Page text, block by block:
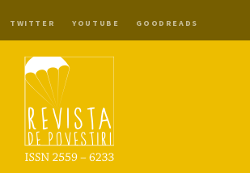
TWITTER YOUTUBE GOODREADS